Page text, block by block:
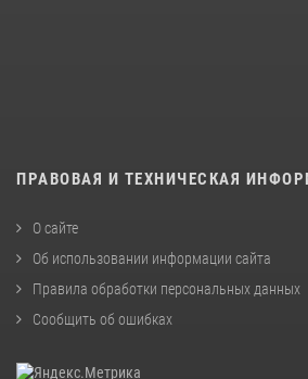
ПРАВОВАЯ И ТЕХНИЧЕСКАЯ
О сайте
Об использовании информации сайта
Правила обработки персональных данных
Сообщить об ошибках